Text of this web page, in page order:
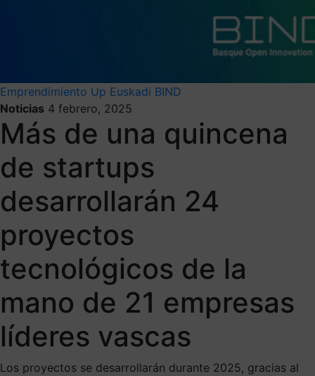
Emprendimiento Up Euskadi BIND
Noticias 4 febrero, 2025
Más de una quincena
de startups
desarrollarán 24
proyectos
tecnológicos de la
mano de 21 empresas
líderes vascas
Los proyectos se desarrollarán durante 2025, gracias al